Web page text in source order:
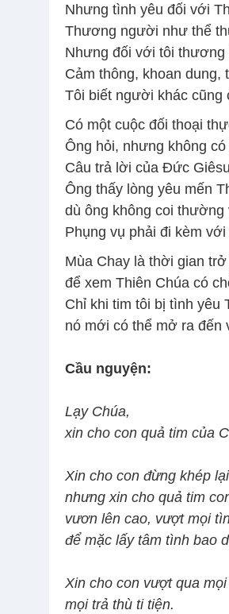
Nhưng tình yêu đối với
Thương người như thể
Nhưng đối với tôi thương
Cảm thông, khoan
Tôi biết người khác cũng
Có một cuộc đối thoại
Ông hỏi, nhưng không
Câu trả lời của Đức
Ông thấy lòng yêu mến
dù ông không coi thường
Phụng vụ phải đi kèm
Mùa Chay là thời gian
để xem Thiên Chúa có
Chỉ khi tim tôi bị tình yêu
nó mới có thể mở ra đến
Cầu nguyện:
Lạy Chúa,
xin cho con quả tim của
Xin cho con đừng khép
nhưng xin cho quả tim
vươn lên cao, vượt mọi
để mặc lấy tâm tình bao
Xin cho con vượt qua
mọi trả thù ti tiện.